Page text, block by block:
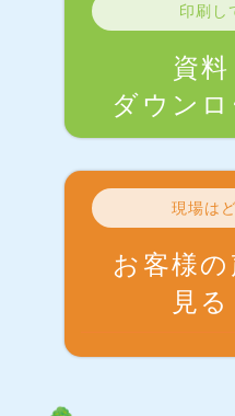
印刷し
資料
ダウンロ
現場は
お客様の
見る